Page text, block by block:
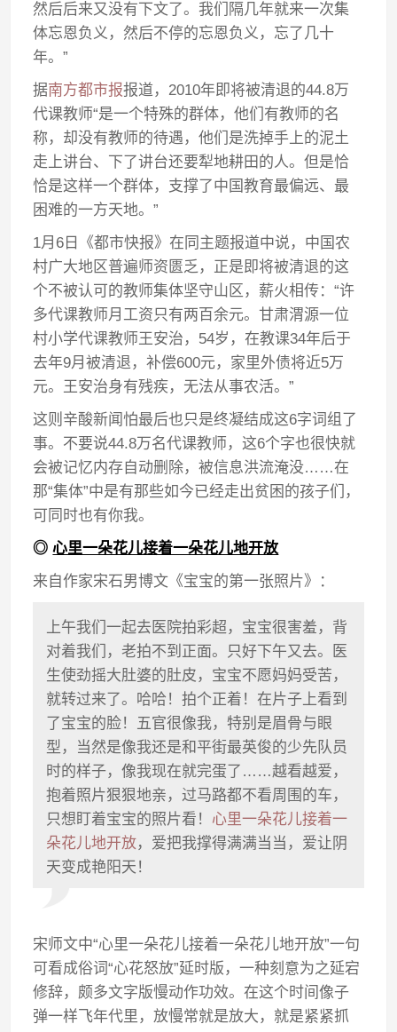
然后后来又没有下文了。我们隔几年就来一次集
体忘恩负义，然后不停的忘恩负义，忘了几十
年。”
据南方都市报报道，2010年即将被清退的44.8万
代课教师“是一个特殊的群体，他们有教师的名
称，却没有教师的待遇，他们是洗掉手上的泥土
走上讲台、下了讲台还要犁地耕田的人。但是恰
恰是这样一个群体，支撑了中国教育最偏远、最
困难的一方天地。”
1月6日《都市快报》在同主题报道中说，中国农
村广大地区普遍师资匮乏，正是即将被清退的这
个不被认可的教师集体坚守山区，薪火相传：“许
多代课教师月工资只有两百余元。甘肃渭源一位
村小学代课教师王安治，54岁，在教课34年后于
去年9月被清退，补偿600元，家里外债将近5万
元。王安治身有残疾，无法从事农活。”
这则辛酸新闻怕最后也只是终凝结成这6字词组了
事。不要说44.8万名代课教师，这6个字也很快就
会被记忆内存自动删除，被信息洪流淹没……在
那“集体”中是有那些如今已经走出贫困的孩子们，
可同时也有你我。
◎心里一朵花儿接着一朵花儿地开放
来自作家宋石男博文《宝宝的第一张照片》：
上午我们一起去医院拍彩超，宝宝很害羞，背
对着我们，老拍不到正面。只好下午又去。医
生使劲摇大肚婆的肚皮，宝宝不愿妈妈受苦，
就转过来了。哈哈！拍个正着！在片子上看到
了宝宝的脸！五官很像我，特别是眉骨与眼
型，当然是像我还是和平街最英俊的少先队员
时的样子，像我现在就完蛋了……越看越爱，
抱着照片狠狠地亲，过马路都不看周围的车，
只想盯着宝宝的照片看！ 心里一朵花儿接着一
朵花儿地开放，爱把我撑得满满当当，爱让阴
天变成艳阳天！
宋师文中“心里一朵花儿接着一朵花儿地开放”一句
可看成俗词“心花怒放”延时版，一种刻意为之延宕
修辞，颇多文字版慢动作功效。在这个时间像子
弹一样飞年代里，放慢常就是放大，就是紧紧抓